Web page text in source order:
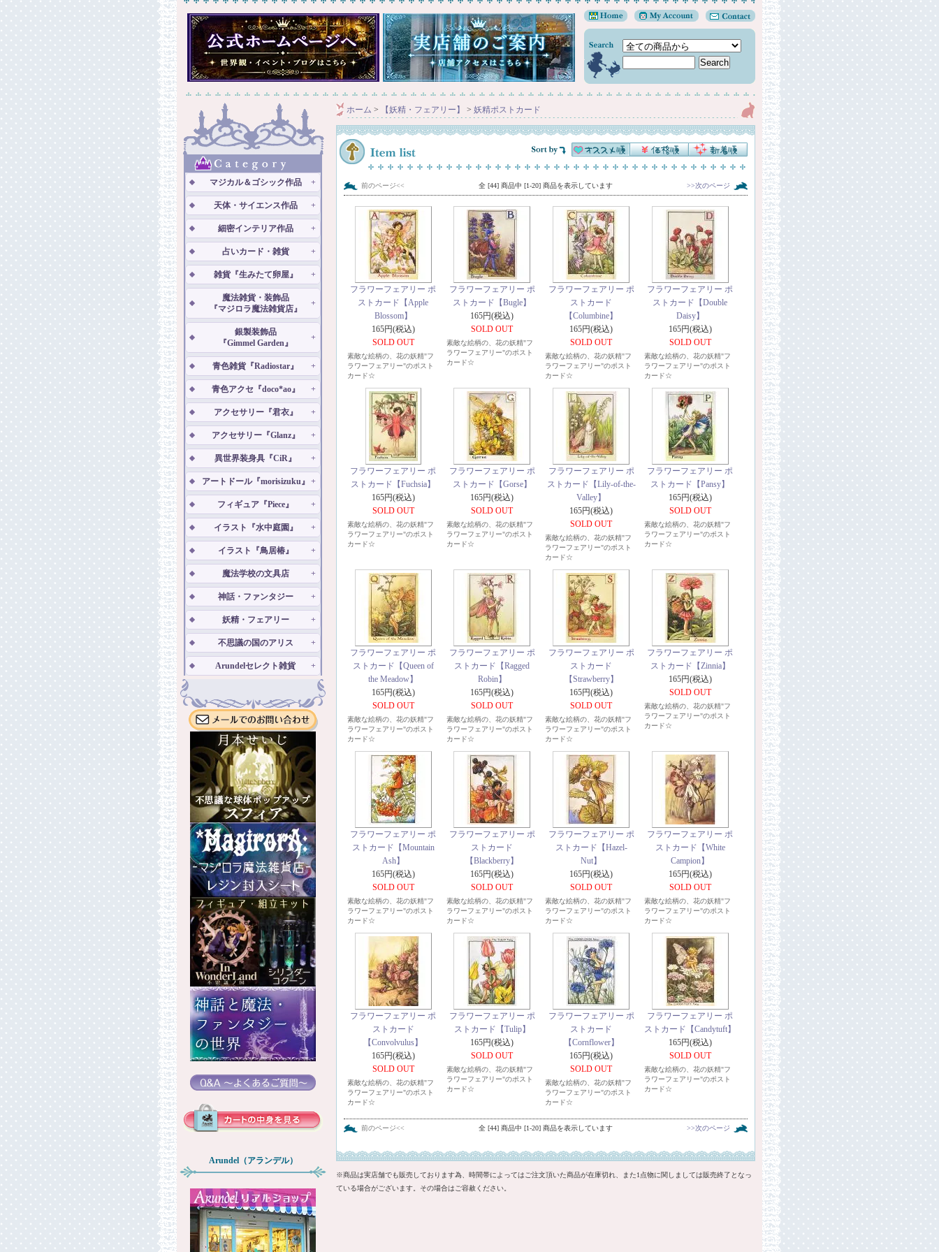
マジカル＆ゴシック作品
天体・サイエンス作品
細密インテリア作品
占いカード・雑貨
雑貨『生みたて卵屋』
魔法雑貨・装飾品
『マジロラ魔法雑貨店』
銀製装飾品
『Gimmel Garden』
青色雑貨『Radiostar』
青色アクセ『doco*ao』
アクセサリー『君衣』
アクセサリー『Glanz』
異世界装身具『CiR』
アートドール『morisizuku』
フィギュア『Piece』
イラスト『水中庭園』
イラスト『鳥居椿』
魔法学校の文具店
神話・ファンタジー
妖精・フェアリー
不思議の国のアリス
Arundelセレクト雑貨
Arundel（アランデル）
ホーム > 【妖精・フェアリー】 > 妖精ポストカード
前のページ<< 全 [44] 商品中 [1-20] 商品を表示しています >>次のページ
フラワーフェアリー ポ
ストカード【Apple
Blossom】
165円(税込)
SOLD OUT
素敵な絵柄の、花の妖精"フ
ラワーフェアリー"のポスト
カード☆
フラワーフェアリー ポ
ストカード【Bugle】
165円(税込)
SOLD OUT
素敵な絵柄の、花の妖精"フ
ラワーフェアリー"のポスト
カード☆
フラワーフェアリー ポ
ストカード
【Columbine】
165円(税込)
SOLD OUT
素敵な絵柄の、花の妖精"フ
ラワーフェアリー"のポスト
カード☆
フラワーフェアリー ポ
ストカード【Double
Daisy】
165円(税込)
SOLD OUT
素敵な絵柄の、花の妖精"フ
ラワーフェアリー"のポスト
カード☆
フラワーフェアリー ポ
ストカード【Fuchsia】
165円(税込)
SOLD OUT
素敵な絵柄の、花の妖精"フ
ラワーフェアリー"のポスト
カード☆
フラワーフェアリー ポ
ストカード【Gorse】
165円(税込)
SOLD OUT
素敵な絵柄の、花の妖精"フ
ラワーフェアリー"のポスト
カード☆
フラワーフェアリー ポ
ストカード【Lily-of-the-
Valley】
165円(税込)
SOLD OUT
素敵な絵柄の、花の妖精"フ
ラワーフェアリー"のポスト
カード☆
フラワーフェアリー ポ
ストカード【Pansy】
165円(税込)
SOLD OUT
素敵な絵柄の、花の妖精"フ
ラワーフェアリー"のポスト
カード☆
フラワーフェアリー ポ
ストカード【Queen of
the Meadow】
165円(税込)
SOLD OUT
素敵な絵柄の、花の妖精"フ
ラワーフェアリー"のポスト
カード☆
フラワーフェアリー ポ
ストカード【Ragged
Robin】
165円(税込)
SOLD OUT
素敵な絵柄の、花の妖精"フ
ラワーフェアリー"のポスト
カード☆
フラワーフェアリー ポ
ストカード
【Strawberry】
165円(税込)
SOLD OUT
素敵な絵柄の、花の妖精"フ
ラワーフェアリー"のポスト
カード☆
フラワーフェアリー ポ
ストカード【Zinnia】
165円(税込)
SOLD OUT
素敵な絵柄の、花の妖精"フ
ラワーフェアリー"のポスト
カード☆
フラワーフェアリー ポ
ストカード【Mountain
Ash】
165円(税込)
SOLD OUT
素敵な絵柄の、花の妖精"フ
ラワーフェアリー"のポスト
カード☆
フラワーフェアリー ポ
ストカード
【Blackberry】
165円(税込)
SOLD OUT
素敵な絵柄の、花の妖精"フ
ラワーフェアリー"のポスト
カード☆
フラワーフェアリー ポ
ストカード【Hazel-
Nut】
165円(税込)
SOLD OUT
素敵な絵柄の、花の妖精"フ
ラワーフェアリー"のポスト
カード☆
フラワーフェアリー ポ
ストカード【White
Campion】
165円(税込)
SOLD OUT
素敵な絵柄の、花の妖精"フ
ラワーフェアリー"のポスト
カード☆
フラワーフェアリー ポ
ストカード
【Convolvulus】
165円(税込)
SOLD OUT
素敵な絵柄の、花の妖精"フ
ラワーフェアリー"のポスト
カード☆
フラワーフェアリー ポ
ストカード【Tulip】
165円(税込)
SOLD OUT
素敵な絵柄の、花の妖精"フ
ラワーフェアリー"のポスト
カード☆
フラワーフェアリー ポ
ストカード
【Cornflower】
165円(税込)
SOLD OUT
素敵な絵柄の、花の妖精"フ
ラワーフェアリー"のポスト
カード☆
フラワーフェアリー ポ
ストカード【Candytuft】
165円(税込)
SOLD OUT
素敵な絵柄の、花の妖精"フ
ラワーフェアリー"のポスト
カード☆
前のページ<< 全 [44] 商品中 [1-20] 商品を表示しています >>次のページ
※商品は実店舗でも販売しております為、時間帯によってはご注文頂いた商品が在庫切れ、また1点物に関しましては販売終了となっ
ている場合がございます。その場合はご容赦ください。